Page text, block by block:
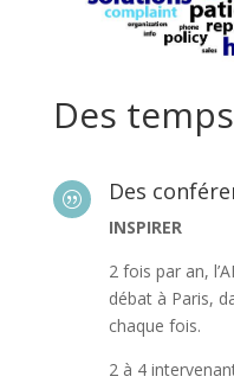
Des
| Des
INSPIRER
2 fois par an,
débat à Paris,
chaque fois.
2 à 4